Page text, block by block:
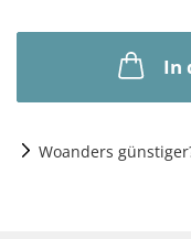
In
Woanders